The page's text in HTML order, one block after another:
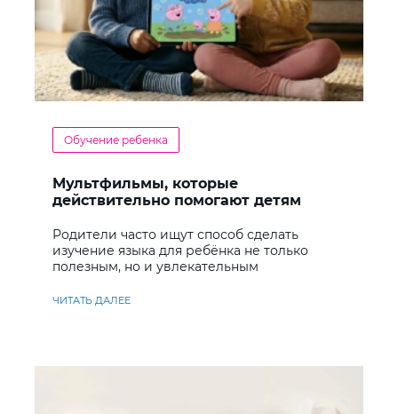
Обучение ребенка
Мультфильмы, которые
действительно помогают детям
Родители часто ищут способ сделать
изучение языка для ребёнка не только
полезным, но и увлекательным
ЧИТАТЬ ДАЛЕЕ